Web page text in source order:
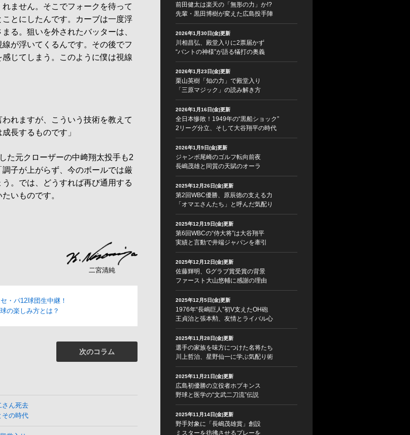
ません。そこでフォークを待って
とにしたんです。カーブは一度浮
る。狙いを外されたバッターは、
が浮いてくるんです。その後でフ
じてしまう。このように僕は視線
れますが、こういう技術を教えて
長するものです」
た元クローザーの中﨑翔太投手も2
子が上がらず、今のボールでは厳
。では、どうすれば再び通用する
いものです。
二宮清純
・パ12球団生中継！
の楽しみ方とは？
次のコラム
さん死去
その時代
前田健太は楽天の「無形の力」か!?
先輩・黒田博樹が変えた広島投手陣
2026年1月30日(金)更新
川相昌弘、殿堂入りに2票届かず
“バントの神様”が語る犠打の奥義
2026年1月23日(金)更新
栗山英樹「知の力」で殿堂入り
「三原マジック」の読み解き方
2026年1月16日(金)更新
全日本惨敗！1949年の“黒船ショック”
2リーグ分立、そして大谷翔平の時代
2026年1月9日(金)更新
ジャンボ尾崎のゴルフ転向前夜
長嶋茂雄と同質の天賦のオーラ
2025年12月26日(金)更新
第2回WBC優勝、原辰徳の支える力
「オマエさんたち」と呼んだ気配り
2025年12月19日(金)更新
第6回WBCの“侍大将”は大谷翔平
実績と言動で井端ジャパンを牽引
2025年12月12日(金)更新
佐藤輝明、Gグラブ賞受賞の背景
ファースト大山悠輔に感謝の理由
2025年12月5日(金)更新
1976年“長嶋巨人”初V支えたOH砲
王貞治と張本勲、友情とライバル心
2025年11月28日(金)更新
選手の家族を味方につけた名将たち
川上哲治、星野仙一に学ぶ気配り術
2025年11月21日(金)更新
広島初優勝の立役者ホプキンス
野球と医学の“文武二刀流”伝説
2025年11月14日(金)更新
野手対象に「長嶋茂雄賞」創設
ミスターを彷彿させるプレーを